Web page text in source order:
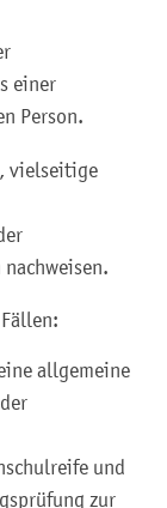
einer
Person.
vielseitige
allgemeine
und
zur